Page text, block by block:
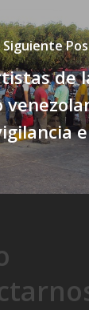
Siguiente
de